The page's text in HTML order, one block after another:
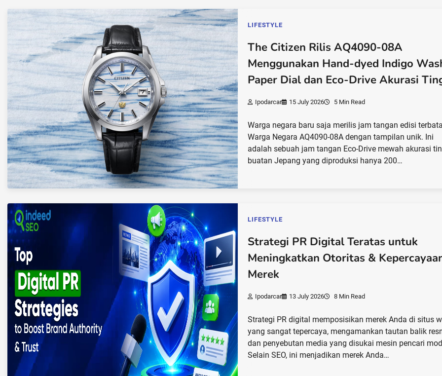
LIFESTYLE
The Citizen Rilis AQ4090-08A
Menggunakan Hand-dyed Indigo
Paper Dial dan Eco-Drive Akurasi
Ipodarcar 15 July 2026 5 Min Read
Warga negara baru saja merilis jam tangan edisi
Warga Negara AQ4090-08A dengan tampilan unik. Ini
adalah sebuah jam tangan Eco-Drive mewah akurasi
buatan Jepang yang diproduksi hanya 200…
LIFESTYLE
Strategi PR Digital Teratas untuk
Meningkatkan Otoritas &
Merek
Ipodarcar 13 July 2026 8 Min Read
Strategi PR digital memposisikan merek Anda di situs
yang sangat tepercaya, mengamankan tautan balik
dan penyebutan media yang disukai mesin pencari
Selain SEO, ini menjadikan merek Anda…